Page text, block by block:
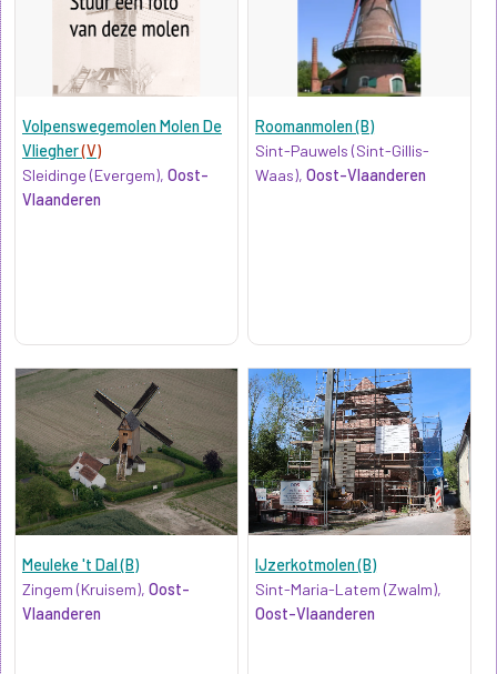
Volpenswegemolen Molen De
Vliegher(V)
Sleidinge (Evergem), Oost-
Vlaanderen
Roomanmolen (B)
Sint-Pauwels (Sint-Gillis-
Waas),Oost-Vlaanderen
Meuleke 't Dal (B)
Zingem (Kruisem), Oost-
Vlaanderen
IJzerkotmolen (B)
Sint-Maria-Latem (Zwalm),
Oost-Vlaanderen